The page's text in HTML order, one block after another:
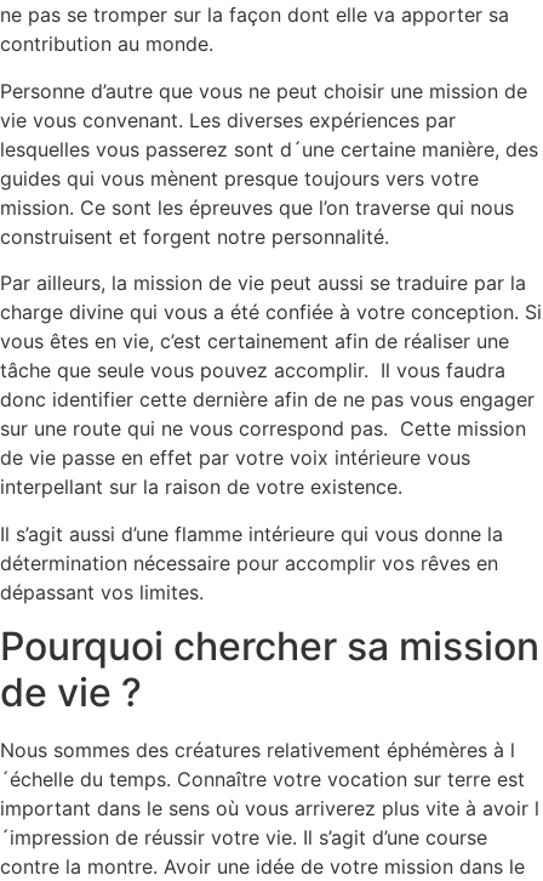
ne pas se tromper sur la façon dont elle va apporter sa
contribution au monde.
Personne d’autre que vous ne peut choisir une mission de
vie vous convenant. Les diverses expériences par
lesquelles vous passerez sont d´une certaine manière, des
guides qui vous mènent presque toujours vers votre
mission. Ce sont les épreuves que l’on traverse qui nous
construisent et forgent notre personnalité.
Par ailleurs, la mission de vie peut aussi se traduire par la
charge divine qui vous a été confiée à votre conception. Si
vous êtes en vie, c’est certainement afin de réaliser une
tâche que seule vous pouvez accomplir. Il vous faudra
donc identifier cette dernière afin de ne pas vous engager
sur une route qui ne vous correspond pas. Cette mission
de vie passe en effet par votre voix intérieure vous
interpellant sur la raison de votre existence.
Il s’agit aussi d’une flamme intérieure qui vous donne la
détermination nécessaire pour accomplir vos rêves en
dépassant vos limites.
Pourquoi chercher sa mission
de vie ?
Nous sommes des créatures relativement éphémères à l
´échelle du temps. Connaître votre vocation sur terre est
important dans le sens où vous arriverez plus vite à avoir l
´impression de réussir votre vie. Il s’agit d’une course
contre la montre. Avoir une idée de votre mission dans le